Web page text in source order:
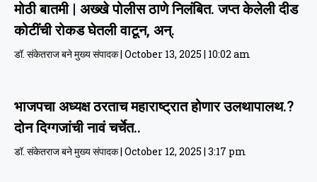
मोठी बातमी | अख्खे पोलीस ठाणे निलंबित. जप्त केलेली दीड
कोटींची रोकड घेतली वाटून, अन्.
डॉ. संकेतराज बने मुख्य संपादक October 13, 2025 10:02 am
भाजपचा अध्यक्ष ठरताच महाराष्ट्रात होणार उलथापालथ.?
दोन दिग्गजांची नावं चर्चेत..
डॉ. संकेतराज बने मुख्य संपादक October 12, 2025 3:17 pm